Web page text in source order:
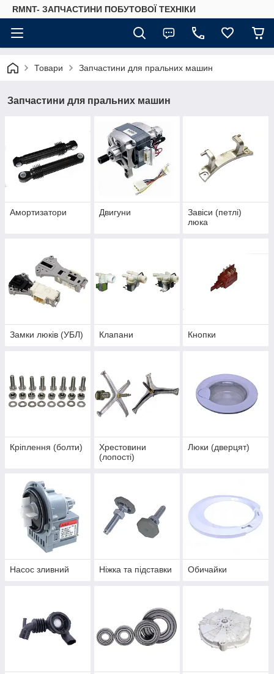
RMNT- ЗАПЧАСТИНИ ПОБУТОВОЇ ТЕХНІКИ
Товари Запчастини для пральних машин
Запчастини для пральних машин
Амортизатори Двигуни
Завіси (петлі)
люка
Замки люків (УБЛ) Клапани Кнопки
Кріплення (болти)
Хрестовини
(лопості)
Люки (дверцят)
Насос зливний Ніжка та підставки Обичайки